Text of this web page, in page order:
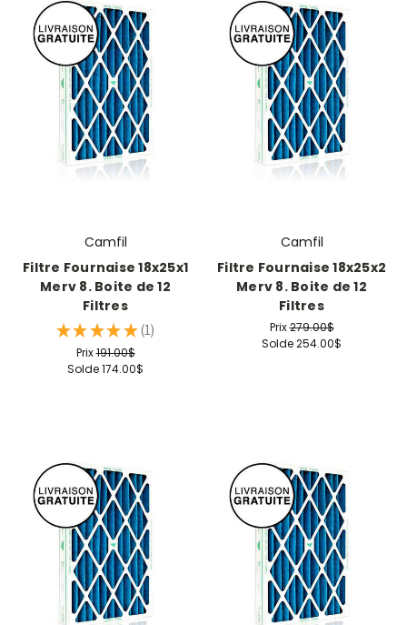
Camfil
Filtre Fournaise 18x25x1
Merv 8. Boite de 12
Filtres
★ ★ ★ ★ ★ 1
1
Prix191.00$
Solde174.00$
Camfil
Filtre Fournaise 18x25x2
Merv 8. Boite de 12
Filtres
Prix279.00$
Solde254.00$